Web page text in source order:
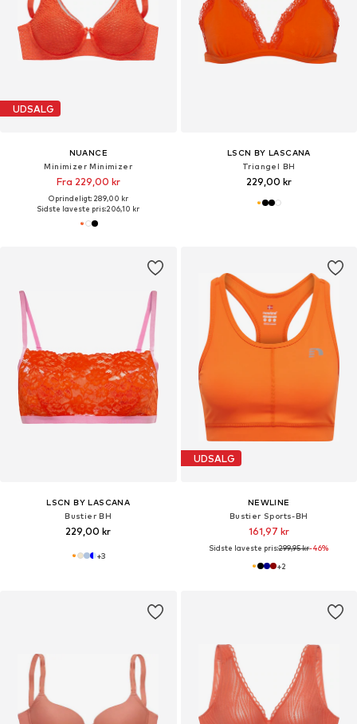
UDSALG
NUANCE
Minimizer Minimizer
Fra 229,00 kr
Oprindeligt: 289,00 kr
Sidste laveste pris:206,10 kr
LSCN BY LASCANA
Triangel BH
229,00 kr
LSCN BY LASCANA
Bustier BH
229,00 kr
+3
UDSALG
NEWLINE
Bustier Sports-BH
161,97 kr
Sidste laveste pris:299,95 kr-46%
+2